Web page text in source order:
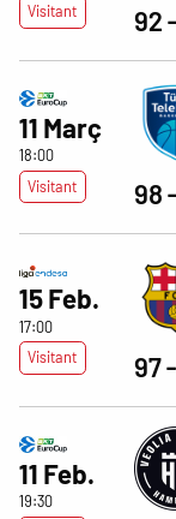
Visitant
92
11 Març
18:00
Visitant
98
15 Feb.
17:00
Visitant
97
11 Feb.
19:30